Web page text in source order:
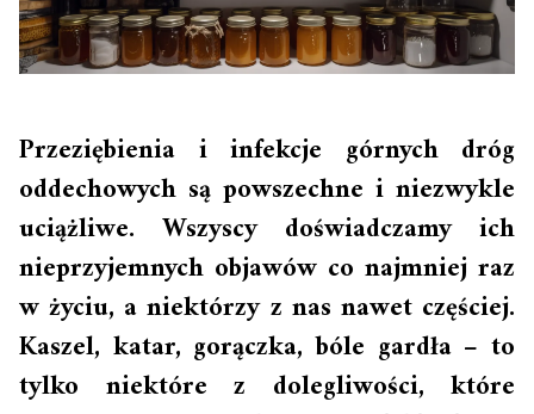
Przeziębienia i infekcje górnych dróg
oddechowych są powszechne i niezwykle
uciążliwe. Wszyscy doświadczamy ich
nieprzyjemnych objawów co najmniej raz
w życiu, a niektórzy z nas nawet częściej.
Kaszel, katar, gorączka, bóle gardła – to
tylko niektóre z dolegliwości, które